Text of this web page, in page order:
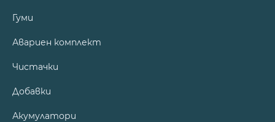
Гуми
Авариен комплект
Чистачки
Добавки
Акумулатори